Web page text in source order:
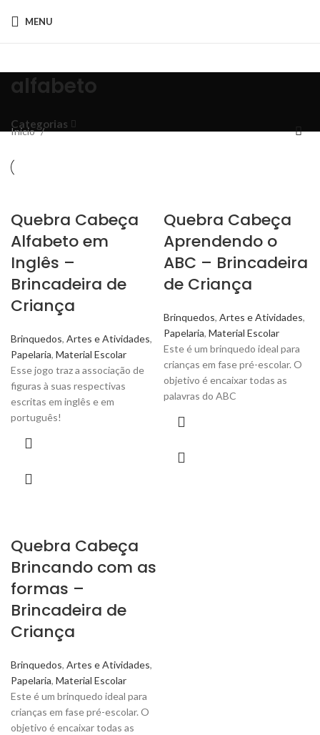
MENU
alfabeto
Categorias
Início
Quebra Cabeça
Alfabeto em
Inglês –
Brincadeira de
Criança
Brinquedos, Artes e Atividades,
Papelaria, Material Escolar
Esse jogo traz a associação de
figuras à suas respectivas
escritas em inglês e em
português!
Quebra Cabeça
Aprendendo o
ABC – Brincadeira
de Criança
Brinquedos, Artes e Atividades,
Papelaria, Material Escolar
Este é um brinquedo ideal para
crianças em fase pré-escolar. O
objetivo é encaixar todas as
palavras do ABC
Quebra Cabeça
Brincando com as
formas –
Brincadeira de
Criança
Brinquedos, Artes e Atividades,
Papelaria, Material Escolar
Este é um brinquedo ideal para
crianças em fase pré-escolar. O
objetivo é encaixar todas as